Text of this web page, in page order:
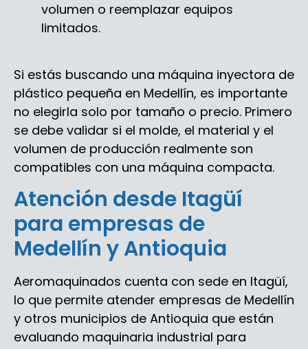
volumen o reemplazar equipos
limitados.
Si estás buscando una máquina inyectora de
plástico pequeña en Medellín, es importante
no elegirla solo por tamaño o precio. Primero
se debe validar si el molde, el material y el
volumen de producción realmente son
compatibles con una máquina compacta.
Atención desde Itagüí
para empresas de
Medellín y Antioquia
Aeromaquinados cuenta con sede en Itagüí,
lo que permite atender empresas de Medellín
y otros municipios de Antioquia que están
evaluando maquinaria industrial para